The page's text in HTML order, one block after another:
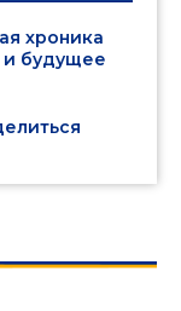
хроника
и будущее